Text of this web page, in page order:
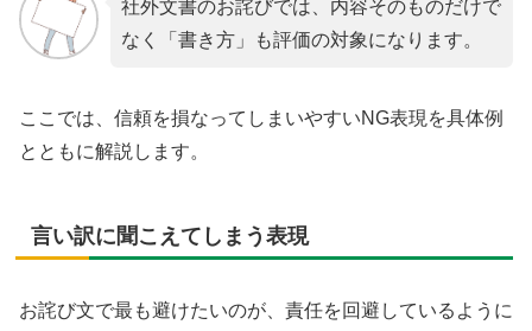
社外文書のお詫びでは、内容そのものだけで
なく「書き方」も評価の対象になります。
ここでは、信頼を損なってしまいやすいNG表現を具体例
とともに解説します。
言い訳に聞こえてしまう表現
お詫び文で最も避けたいのが、責任を回避しているように